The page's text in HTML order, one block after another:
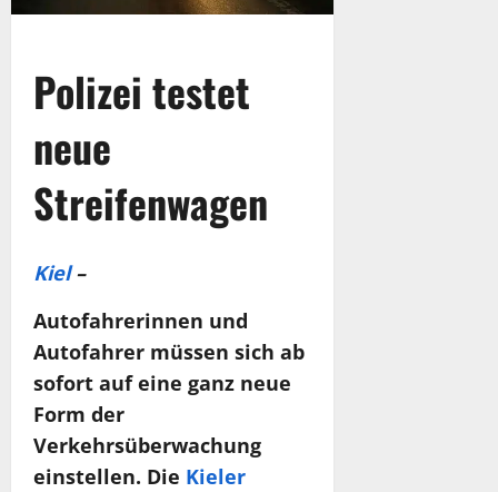
Polizei testet
neue
Streifenwagen
Kiel–
Autofahrerinnen und
Autofahrer müssen sich ab
sofort auf eine ganz neue
Form der
Verkehrsüberwachung
einstellen. Die Kieler